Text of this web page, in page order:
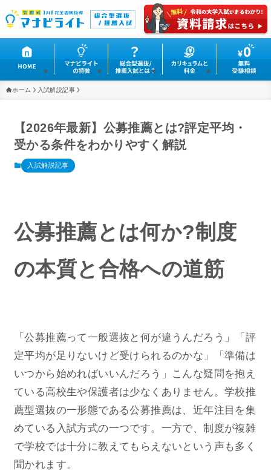
ホーム 入試解説記事
【2026年最新】公募推薦とは?評定平均・
受かる条件をわかりやすく解説
入試解説記事
公募推薦とは何か?制度
の本質と合格への道筋
「公募推薦って一般選抜と何が違うんだろう」「評
定平均が足りないけど受けられるのかな」「準備は
いつから始めればいいんだろう」こんな疑問を抱え
ている高校生や保護者は少なくありません。学校推
薦型選抜の一形態である公募推薦は、近年注目を集
めている入試方式の一つです。一方で、制度が複雑
で学校では十分に教えてもらえないという声も多く
聞かれます。